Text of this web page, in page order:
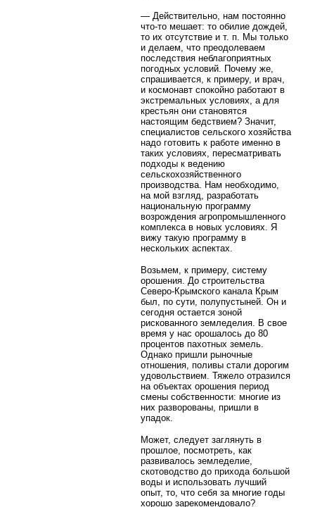
— Действительно, нам постоянно
что-то мешает: то обилие дождей,
то их отсутствие и т. п. Мы только
и делаем, что преодолеваем
последствия неблагоприятных
погодных условий. Почему же,
спрашивается, к примеру, и врач,
и космонавт спокойно работают в
экстремальных условиях, а для
крестьян они становятся
настоящим бедствием? Значит,
специалистов сельского хозяйства
надо готовить к работе именно в
таких условиях, пересматривать
подходы к ведению
сельскохозяйственного
производства. Нам необходимо,
на мой взгляд, разработать
национальную программу
возрождения агропромышленного
комплекса в новых условиях. Я
вижу такую программу в
нескольких аспектах.
Возьмем, к примеру, систему
орошения. До строительства
Северо-Крымского канала Крым
был, по сути, полупустыней. Он и
сегодня остается зоной
рискованного земледелия. В свое
время у нас орошалось до 80
процентов пахотных земель.
Однако пришли рыночные
отношения, поливы стали дорогим
удовольствием. Тяжело отразился
на объектах орошения период
смены собственности: многие из
них разворованы, пришли в
упадок.
Может, следует заглянуть в
прошлое, посмотреть, как
развивалось земледелие,
скотоводство до прихода большой
воды и использовать лучший
опыт, то, что себя за многие годы
хорошо зарекомендовало?